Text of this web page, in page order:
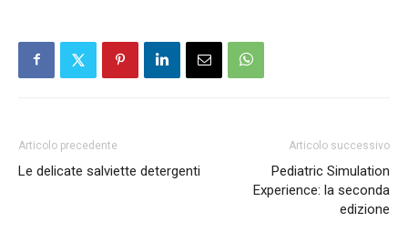
Articolo precedente
Le delicate salviette detergenti
Articolo successivo
Pediatric Simulation
Experience: la seconda
edizione